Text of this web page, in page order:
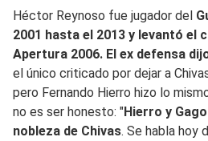
Héctor Reynoso fue jugador del
2001 hasta el 2013 y levantó el
Apertura 2006. El ex defensa
el único criticado por dejar a
pero Fernando Hierro hizo lo
no es ser honesto: "Hierro y
nobleza de Chivas. Se habla hoy